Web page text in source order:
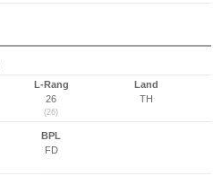
L-Rang
26
(26)
Land
TH
BPL
FD